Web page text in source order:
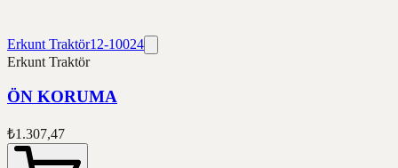
Erkunt Traktör12-10024
Erkunt Traktör
ÖN KORUMA
₺1.307,47